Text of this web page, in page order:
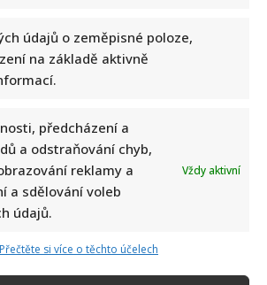
údajů o zeměpisné poloze,
na základě aktivně
předcházení a
a odstraňování chyb,
reklamy a
a sdělování voleb
údajů.
Vždy aktivní
Přečtěte si více o těchto účelech